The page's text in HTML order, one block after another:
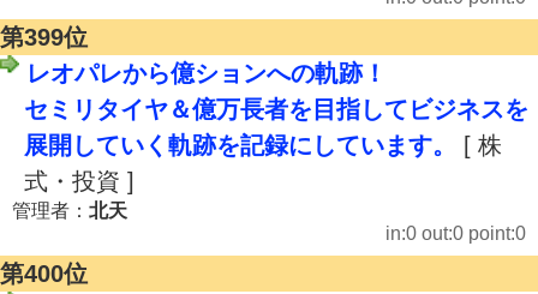
第399位
レオパレから億ションへの軌跡！
セミリタイヤ＆億万長者を目指してビジネスを
展開していく軌跡を記録にしています。
[ 株
式・投資 ]
管理者： 北天
in:0 out:0 point:0
第400位